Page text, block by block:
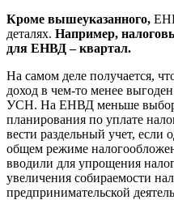
Кроме вышеуказанного,
деталях. Например,
для ЕНВД – квартал.
На самом деле получается,
доход в чем-то менее
УСН. На ЕНВД меньше
планирования по уплате
вести раздельный учет, если
общем режиме
вводили для упрощения
увеличения собираемости
предпринимательской